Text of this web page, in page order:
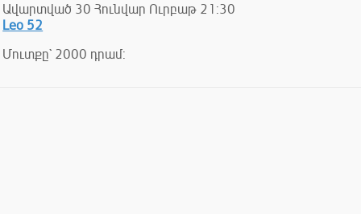
Ավարտված 30 Հունվար Ուրբաթ 21:30
Leo 52
Մուտքը` 2000 դրամ: